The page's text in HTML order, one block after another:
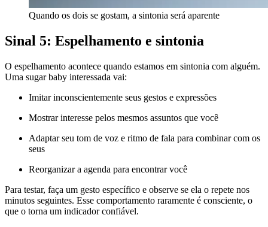
Quando os dois se gostam, a sintonia será aparente
Sinal 5: Espelhamento e sintonia
O espelhamento acontece quando estamos em sintonia com alguém.
Uma sugar baby interessada vai:
Imitar inconscientemente seus gestos e expressões
Mostrar interesse pelos mesmos assuntos que você
Adaptar seu tom de voz e ritmo de fala para combinar com os
seus
Reorganizar a agenda para encontrar você
Para testar, faça um gesto específico e observe se ela o repete nos
minutos seguintes. Esse comportamento raramente é consciente, o
que o torna um indicador confiável.